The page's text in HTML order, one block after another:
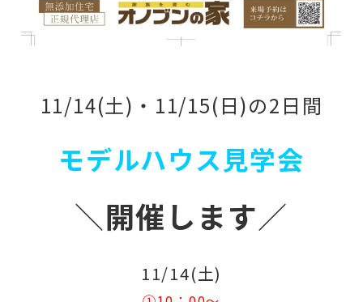
11/14(土)・11/15(日)の2日間
モデルハウス見学会
＼開催します／
11/14(土)